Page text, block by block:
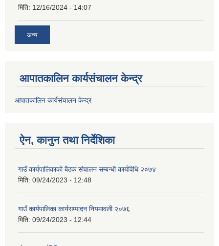
मिति: 12/16/2024 - 14:07
अन्य
आपातकालिन कार्यसंचालन केन्द्र
आपातकालिन कार्यसंचालन केन्द्र
ऐन, कानुन तथा निर्देशिका
गाउँ कार्यपालिकाको बैठक संचालन सम्बन्धी कार्यविधि २०७४
मिति: 09/24/2023 - 12:48
गाउँ कार्यपालिका कार्यसम्पादन नियमावली २०७६
मिति: 09/24/2023 - 12:44